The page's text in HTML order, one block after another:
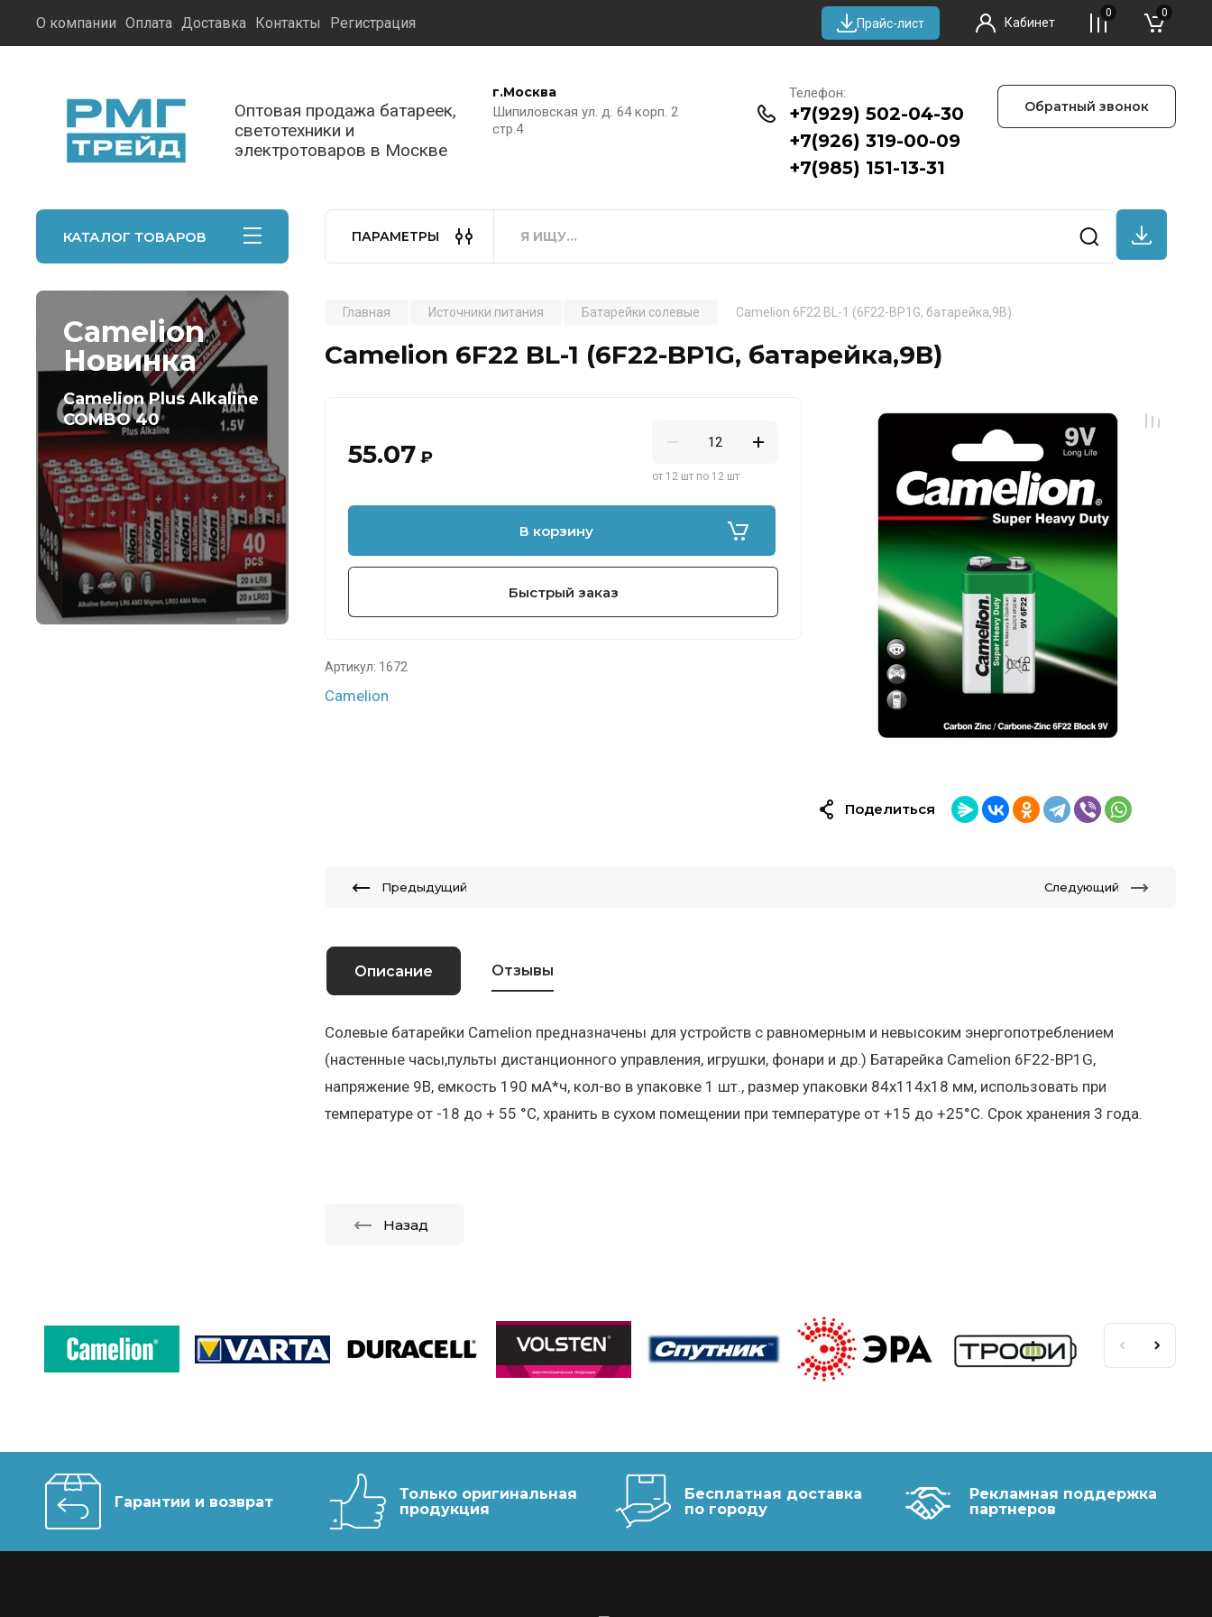
О компании Оплата Доставка Контакты Регистрация Прайс-лист Кабинет
0 0
Оптовая продажа батареек,
светотехники и
электротоваров в Москве
г.Москва
Шипиловская ул. д. 64 корп. 2
стр.4
Телефон:
+7(929) 502-04-30
+7(926) 319-00-09
+7(985) 151-13-31
Обратный звонок
КАТАЛОГ ТОВАРОВ ПАРАМЕТРЫ
Camelion
Новинка
Camelion Plus Alkaline
COMBO 40
Главная Источники питания Батарейки солевые Camelion 6F22 BL-1 (6F22-BP1G, батарейка,9В)
Camelion 6F22 BL-1 (6F22-BP1G, батарейка,9В)
55.07 ₽
от 12 шт по 12 шт
В корзину
Быстрый заказ
Артикул: 1672
Camelion
Поделиться
Предыдущий Следующий
Описание Отзывы
Солевые батарейки Camelion предназначены для устройств с равномерным и невысоким энергопотреблением
(настенные часы,пульты дистанционного управления, игрушки, фонари и др.) Батарейка Camelion 6F22-BP1G,
напряжение 9В, емкость 190 мА*ч, кол-во в упаковке 1 шт., размер упаковки 84x114x18 мм, использовать при
температуре от -18 до + 55 °C, хранить в сухом помещении при температуре от +15 до +25°C. Срок хранения 3 года.
Назад
Гарантии и возврат
Только оригинальная
продукция
Бесплатная доставка
по городу
Рекламная поддержка
партнеров